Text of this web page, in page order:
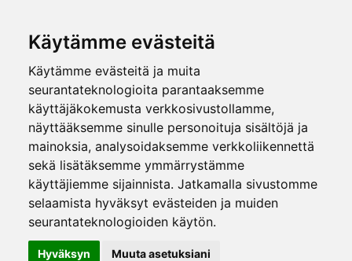
Käytämme evästeitä
Käytämme evästeitä ja muita
seurantateknologioita parantaaksemme
käyttäjäkokemusta verkkosivustollamme,
näyttääksemme sinulle personoituja sisältöjä ja
mainoksia, analysoidaksemme verkkoliikennettä
sekä lisätäksemme ymmärrystämme
käyttäjiemme sijainnista. Jatkamalla sivustomme
selaamista hyväksyt evästeiden ja muiden
seurantateknologioiden käytön.
Hyväksyn Muuta asetuksiani